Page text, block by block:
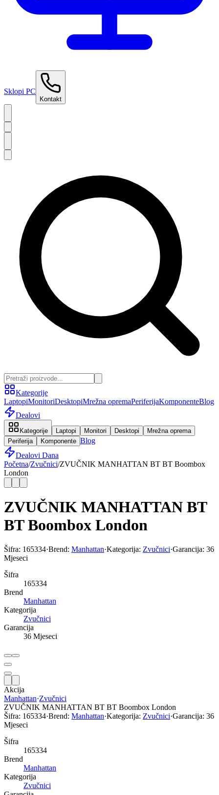
Sklopi PC
Kontakt
Kategorije
LaptopiMonitoriDesktopiMrežna opremaPeriferijaKomponenteBlog
Dealovi
Kategorije Laptopi Monitori Desktopi
Mrežna oprema
Periferija
Komponente Blog
Dealovi Dana
Početna/Zvučnici/ZVUČNIK MANHATTAN BT BT Boombox
London
ZVUČNIK MANHATTAN BT
BT Boombox London
Šifra: 165334·Brend: Manhattan·Kategorija: Zvučnici·Garancija: 36
Mjeseci
Šifra
165334
Brend
Manhattan
Kategorija
Zvučnici
Garancija
36 Mjeseci
Akcija
Manhattan·Zvučnici
ZVUČNIK MANHATTAN BT BT Boombox London
Šifra: 165334·Brend: Manhattan·Kategorija: Zvučnici·Garancija: 36
Mjeseci
Šifra
165334
Brend
Manhattan
Kategorija
Zvučnici